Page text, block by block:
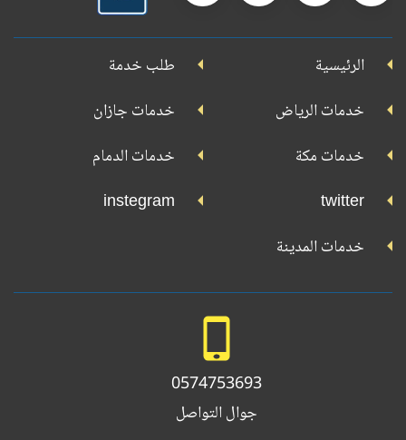
تويتر
إنستجرام
جوجل
الرئيسية
طلب خدمة
خدمات الرياض
خدمات جازان
خدمات مكة
خدمات الدمام
twitter
instegram
خدمات المدينة
0574753693
جوال التواصل